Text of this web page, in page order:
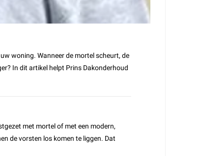
woning. Wanneer de mortel scheurt, de
In dit artikel helpt Prins Dakonderhoud
met mortel of met een modern,
de vorsten los komen te liggen. Dat